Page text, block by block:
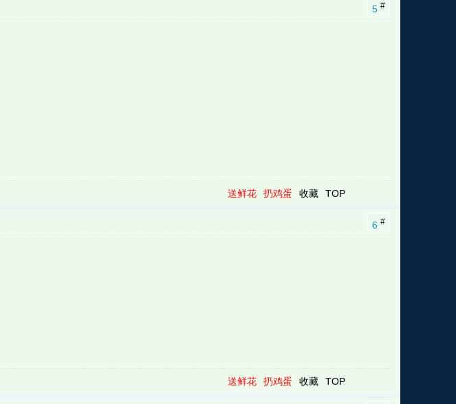
5 #
送鲜花 扔鸡蛋 收藏 TOP
6 #
送鲜花 扔鸡蛋 收藏 TOP